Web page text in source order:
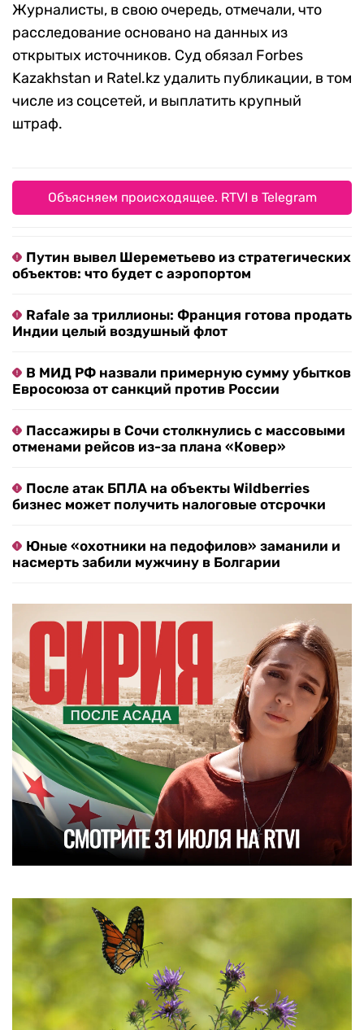
Журналисты, в свою очередь, отмечали, что
расследование основано на данных из
открытых источников. Суд обязал Forbes
Kazakhstan и Ratel.kz удалить публикации, в том
числе из соцсетей, и выплатить крупный
штраф.
Объясняем происходящее. RTVI в Telegram
Путин вывел Шереметьево из стратегических
объектов: что будет с аэропортом
Rafale за триллионы: Франция готова продать
Индии целый воздушный флот
В МИД РФ назвали примерную сумму убытков
Евросоюза от санкций против России
Пассажиры в Сочи столкнулись с массовыми
отменами рейсов из-за плана «Ковер»
После атак БПЛА на объекты Wildberries
бизнес может получить налоговые отсрочки
Юные «охотники на педофилов» заманили и
насмерть забили мужчину в Болгарии